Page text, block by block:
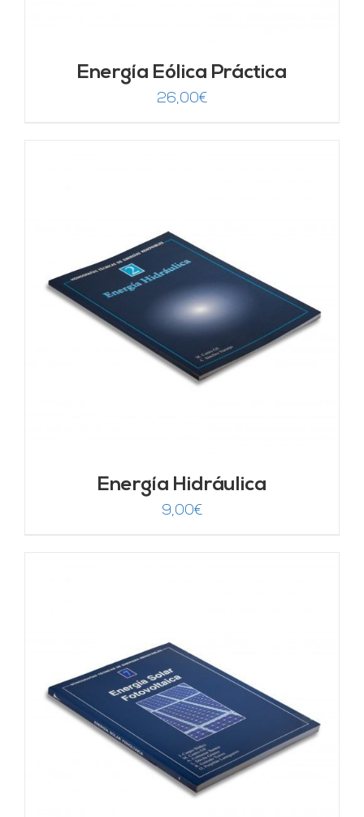
Energía Eólica Práctica
26,00€
Energía Hidráulica
9,00€